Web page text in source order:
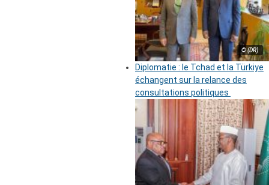
© (DR)
Diplomatie : le Tchad et la Türkiye
échangent sur la relance des
consultations politiques